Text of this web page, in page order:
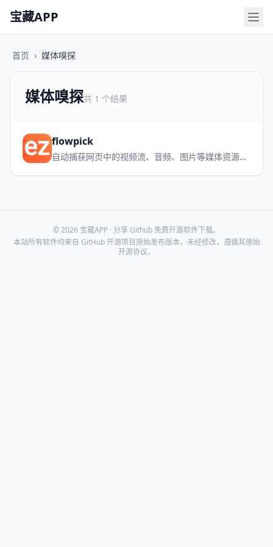
宝藏APP
首页 › 媒体嗅探
媒体嗅探共 1 个结果
flowpick
自动捕获网页中的视频流、音频、图片等媒体资源，内置播放预览，即嗅即得。
© 2026 宝藏APP · 分享 Github 免费开源软件下载。
本站所有软件均来自 GitHub 开源项目原始发布版本，未经修改，遵循其原始
开源协议。